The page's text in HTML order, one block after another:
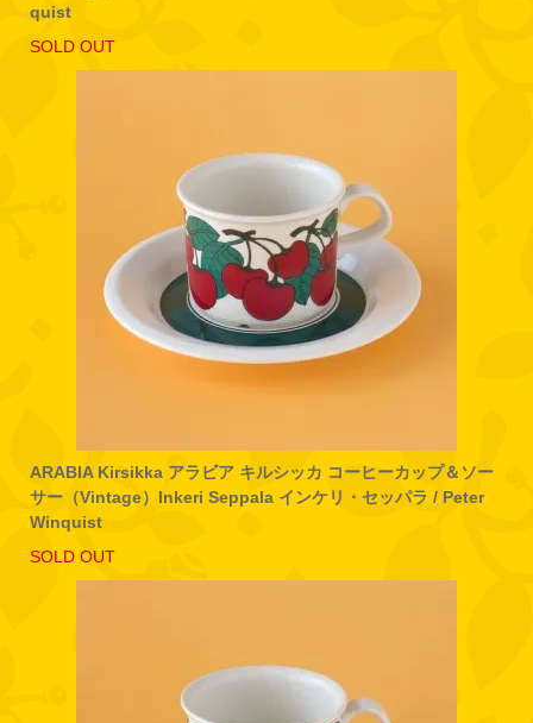
quist
SOLD OUT
ARABIA Kirsikka アラビア キルシッカ コーヒーカップ＆ソー
サー（Vintage）Inkeri Seppala インケリ・セッパラ / Peter
Winquist
SOLD OUT